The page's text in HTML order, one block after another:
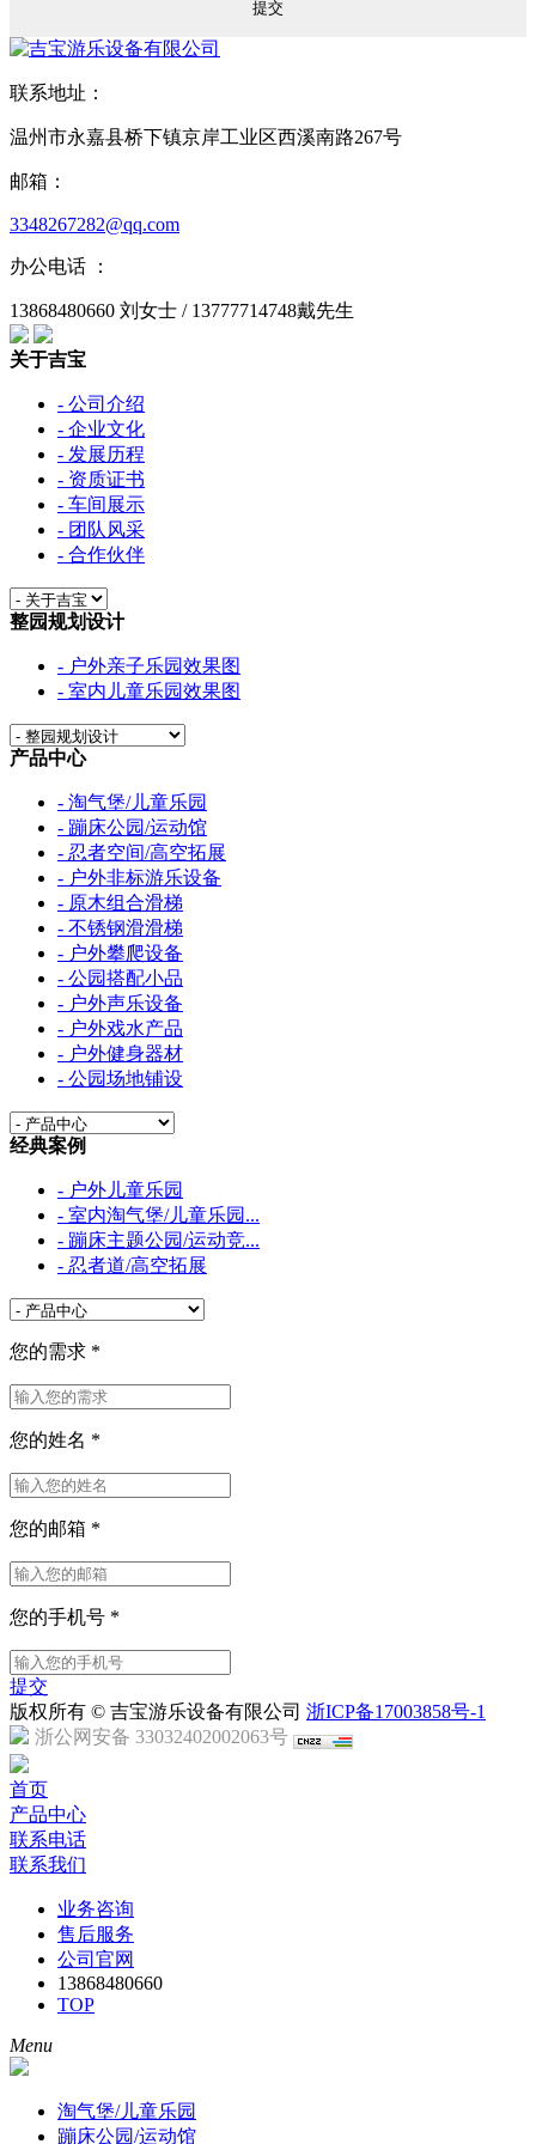
联系地址：
温州市永嘉县桥下镇京岸工业区西溪南路267号
邮箱：
3348267282@qq.com
办公电话 ：
13868480660 刘女士 / 13777714748戴先生
关于吉宝
- 公司介绍
- 企业文化
- 发展历程
- 资质证书
- 车间展示
- 团队风采
- 合作伙伴
整园规划设计
- 户外亲子乐园效果图
- 室内儿童乐园效果图
产品中心
- 淘气堡/儿童乐园
- 蹦床公园/运动馆
- 忍者空间/高空拓展
- 户外非标游乐设备
- 原木组合滑梯
- 不锈钢滑滑梯
- 户外攀爬设备
- 公园搭配小品
- 户外声乐设备
- 户外戏水产品
- 户外健身器材
- 公园场地铺设
经典案例
- 户外儿童乐园
- 室内淘气堡/儿童乐园...
- 蹦床主题公园/运动竞...
- 忍者道/高空拓展
您的需求 *
您的姓名 *
您的邮箱 *
您的手机号 *
提交
版权所有 © 吉宝游乐设备有限公司 浙ICP备17003858号-1
浙公网安备 33032402002063号
首页
产品中心
联系电话
联系我们
业务咨询
售后服务
公司官网
13868480660
TOP
Menu
淘气堡/儿童乐园
蹦床公园/运动馆